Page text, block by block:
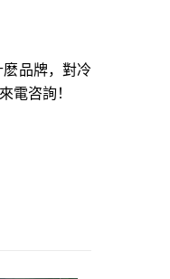
品牌，對冷
電咨詢！